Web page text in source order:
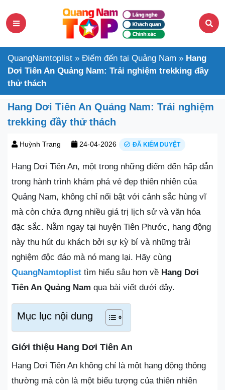
QuangNamtoplist » Điểm đến tại Quảng Nam » Hang
Dơi Tiên An Quảng Nam: Trải nghiệm trekking đầy
thử thách
Hang Dơi Tiên An Quảng Nam: Trải nghiệm
trekking đầy thử thách
Huỳnh Trang 24-04-2026 ĐÃ KIỂM DUYỆT
Hang Dơi Tiên An, một trong những điểm đến hấp dẫn
trong hành trình khám phá vẻ đẹp thiên nhiên của
Quảng Nam, không chỉ nổi bật với cảnh sắc hùng vĩ
mà còn chứa đựng nhiều giá trị lịch sử và văn hóa
đặc sắc. Nằm ngay tại huyện Tiên Phước, hang động
này thu hút du khách bởi sự kỳ bí và những trải
nghiệm độc đáo mà nó mang lại. Hãy cùng
QuangNamtoplist tìm hiểu sâu hơn về Hang Dơi
Tiên An Quảng Nam qua bài viết dưới đây.
Mục lục nội dung
Giới thiệu Hang Dơi Tiên An
Hang Dơi Tiên An không chỉ là một hang động thông
thường mà còn là một biểu tượng của thiên nhiên